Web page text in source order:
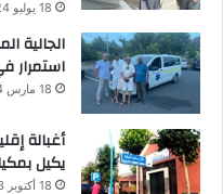
18 يوليو 2024
الجالية
استمرار
18 مارس 2024
أغبالة
يكيل
18 أكتوبر 2023